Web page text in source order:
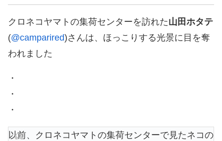
クロネコヤマトの集荷センターを訪れた山田ホタテ
(@camparired)さんは、ほっこりする光景に目を奪
われました
・
・
・
以前、クロネコヤマトの集荷センターで見たネコの